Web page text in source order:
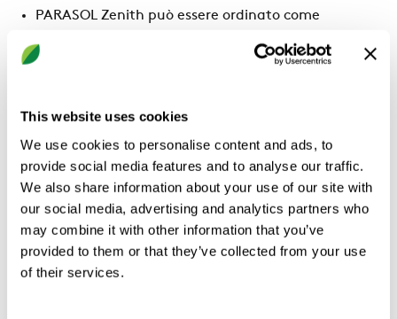
This website uses cookies
We use cookies to personalise content and ads, to
provide social media features and to analyse our traffic.
We also share information about your use of our site with
our social media, advertising and analytics partners who
may combine it with other information that you’ve
provided to them or that they’ve collected from your use
of their services.
PARASOL Zenith può essere ordinato come
accesso e pulizia della batteria completa.
igiene sono molto rigorosi.
L'accessorio richiede l'uso dei tubi di collegamento
flessibili sul lato dell'acqua.
Documenti